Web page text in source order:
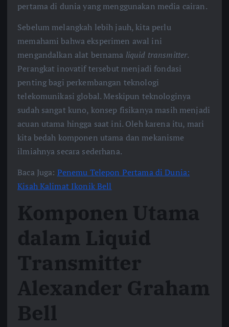
pertama di dunia yang menggunakan media cairan.
Sebelum melangkah lebih jauh, kita perlu
memahami bahwa eksperimen awal ini
mengandalkan alat bernama liquid transmitter.
Perangkat inovatif tersebut menjadi fondasi
penting bagi perkembangan teknologi
telekomunikasi global. Meskipun teknologinya
sudah sangat kuno, konsep fisikanya masih menjadi
acuan utama hingga saat ini. Oleh karena itu, mari
kita bedah komponen utama dan mekanisme
ilmiahnya secara sederhana.
Baca Juga: Penemu Telepon Pertama di Dunia:
Kisah Kalimat Ikonik Bell
Komponen Utama
dalam Liquid
Transmitter
Alexander Graham
Bell